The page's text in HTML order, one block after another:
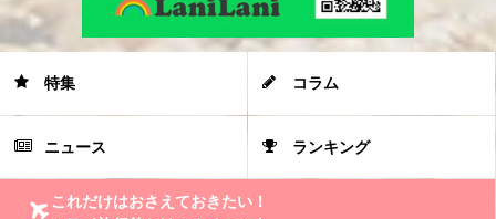
特集 コラム
ニュース ランキング
これだけはおさえておきたい！